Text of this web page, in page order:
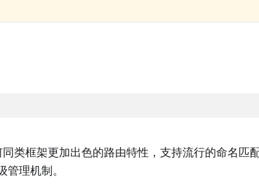
类框架更加出色的路由特性，支持流行的命名匹
理机制。